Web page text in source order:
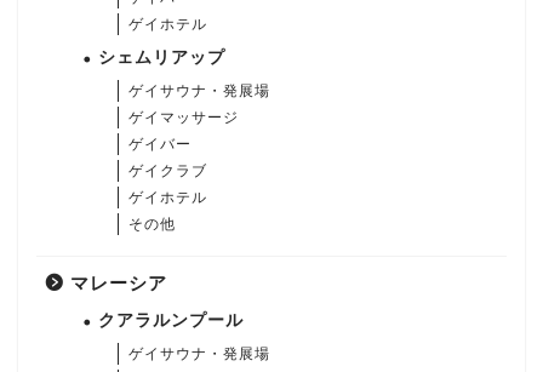
ゲイホテル
シェムリアップ
ゲイサウナ・発展場
ゲイマッサージ
ゲイバー
ゲイクラブ
ゲイホテル
その他
マレーシア
クアラルンプール
ゲイサウナ・発展場